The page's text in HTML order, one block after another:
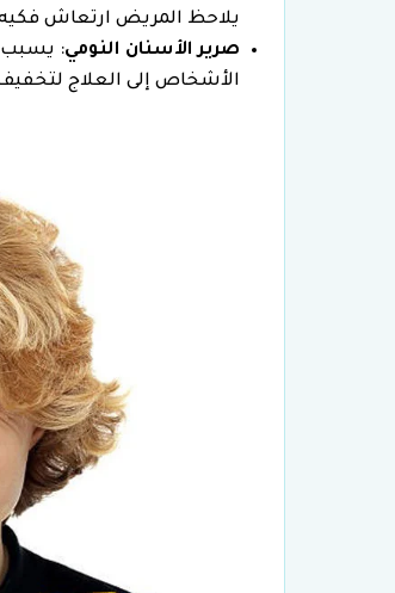
يلاحظ المريض ارتعاش
صرير الأسنان النومي: يسبب
الأشخاص إلى العلاج لتخفيف